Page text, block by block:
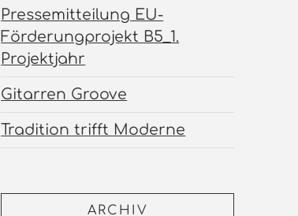
Pressemitteilung EU-
Förderungprojekt B5_1.
Projektjahr
Gitarren Groove
Tradition trifft Moderne
ARCHIV